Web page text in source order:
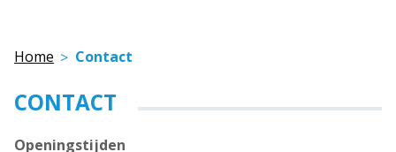
Home Contact
CONTACT
Openingstijden